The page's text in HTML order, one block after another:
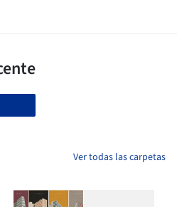
Ver todas las carpetas